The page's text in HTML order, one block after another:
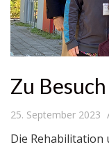
Zu
25. September 2023
Die Rehabilitation